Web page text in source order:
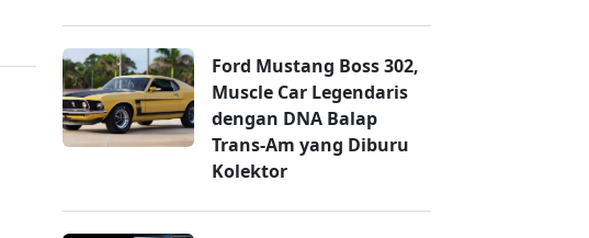
Ford Mustang Boss 302,
Muscle Car Legendaris
dengan DNA Balap
Trans-Am yang Diburu
Kolektor